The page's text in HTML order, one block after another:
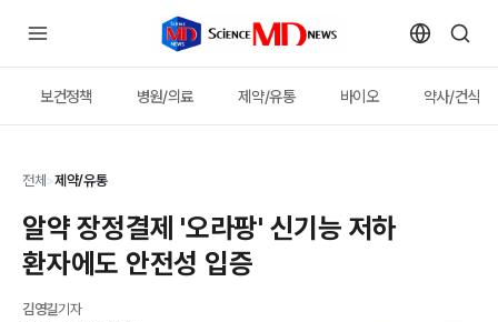
보건정책 병원/의료 제약/유통 바이오 약사/건식
전체 >제약/유통
알약 장정결제 '오라팡' 신기능 저하
환자에도 안전성 입증
김영길기자